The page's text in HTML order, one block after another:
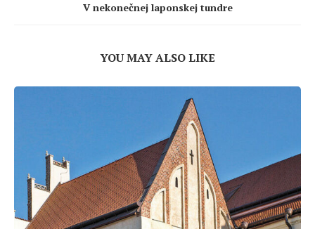
V nekonečnej laponskej tundre
YOU MAY ALSO LIKE